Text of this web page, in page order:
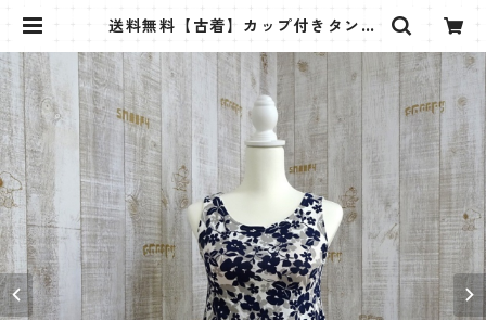
送料無料【古着】カップ付きタンク
onepower(BASE店)